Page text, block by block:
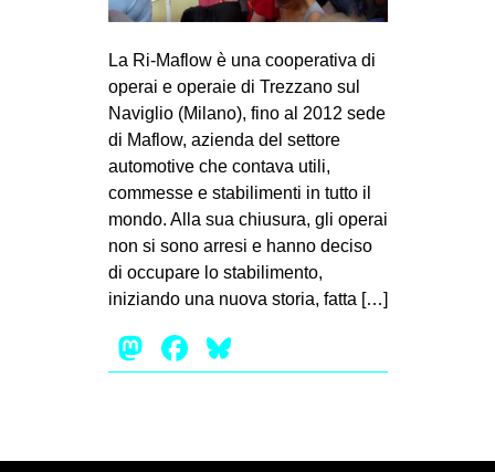
MOBILITAZIONI
SPAZI
SPORT POPOLARE
MOVIMENTI
AMBIENTE
ANTIFASCISMO
GENERI
MIGRAZIONI
PRECARIATO
La Ri-Maflow è una cooperativa di
operai e operaie di Trezzano sul
Naviglio (Milano), fino al 2012 sede
di Maflow, azienda del settore
automotive che contava utili,
commesse e stabilimenti in tutto il
mondo. Alla sua chiusura, gli operai
non si sono arresi e hanno deciso
di occupare lo stabilimento,
iniziando una nuova storia, fatta […]
Mastodon
Facebook